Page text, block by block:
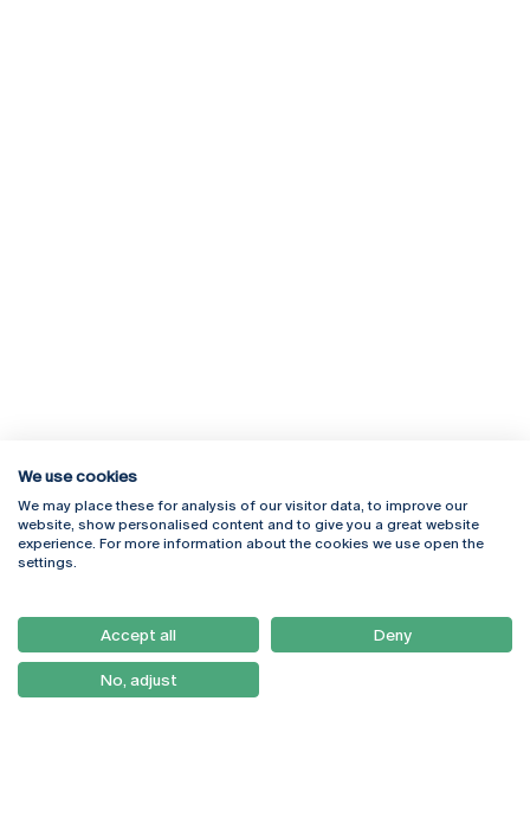
Rua Diogo Botelho 1327
4169-005 Porto
+351 226 196 240
Campus Online
Webmail
Como Chegar
Newsletter
We use cookies
We may place these for analysis of our visitor data, to improve our
website, show personalised content and to give you a great website
experience. For more information about the cookies we use open the
settings.
Accept all Deny
No, adjust